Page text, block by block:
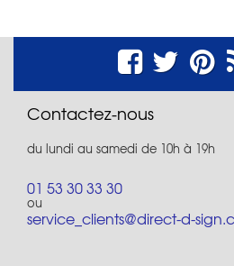
Contactez-nous
du lundi au samedi de 10h à 19h
01 53 30 33 30
ou
service_clients@direct-d-